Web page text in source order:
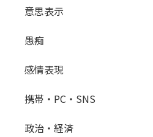
意思表示
愚痴
感情表現
携帯・PC・SNS
政治・経済